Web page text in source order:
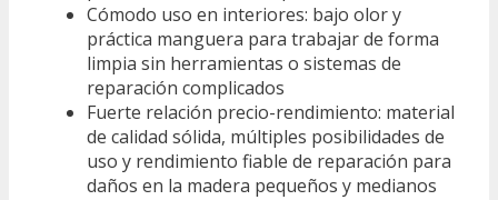
Cómodo uso en interiores: bajo olor y
práctica manguera para trabajar de forma
limpia sin herramientas o sistemas de
reparación complicados
Fuerte relación precio-rendimiento: material
de calidad sólida, múltiples posibilidades de
uso y rendimiento fiable de reparación para
daños en la madera pequeños y medianos